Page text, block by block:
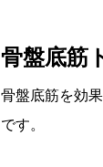
骨盤底筋
骨盤底筋を効
です。